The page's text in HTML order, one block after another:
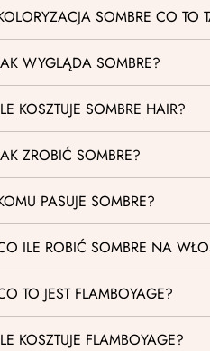
SOMBRE CO TO
WYGLĄDA SOMBRE?
KOSZTUJE SOMBRE HAIR?
ZROBIĆ SOMBRE?
PASUJE SOMBRE?
ILE ROBIĆ SOMBRE NA
TO JEST FLAMBOYAGE?
KOSZTUJE FLAMBOYAGE?